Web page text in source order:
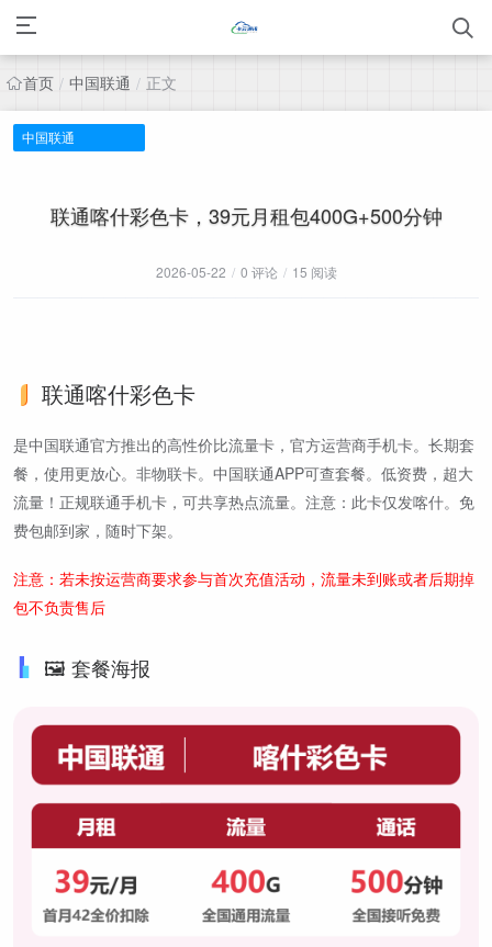
首页 / 中国联通 / 正文
中国联通
联通喀什彩色卡，39元月租包400G+500分钟
2026-05-22 / 0 评论 / 15 阅读
联通喀什彩色卡
是中国联通官方推出的高性价比流量卡，官方运营商手机卡。长期套
餐，使用更放心。非物联卡。中国联通APP可查套餐。低资费，超大
流量！正规联通手机卡，可共享热点流量。注意：此卡仅发喀什。免
费包邮到家，随时下架。
注意：若未按运营商要求参与首次充值活动，流量未到账或者后期掉
包不负责售后
🖼️ 套餐海报